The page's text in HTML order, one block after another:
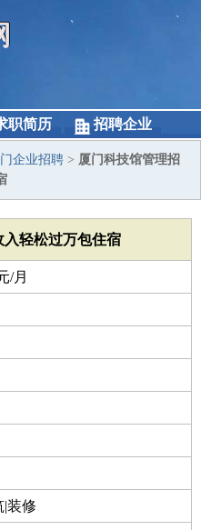
职简历 招聘企业
企业招聘 > 厦门科技馆管理招
轻松过万包住宿
/月
|装修